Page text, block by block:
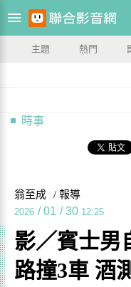
主題 熱門
時事
翁至成 / 報導
2026 / 01 / 30 12:25
影／賓士男
路撞3車 酒